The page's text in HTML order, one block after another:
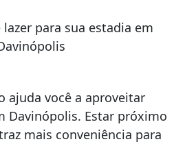
para sua estadia em
ajuda você a aproveitar
Davinópolis. Estar próximo
mais conveniência para